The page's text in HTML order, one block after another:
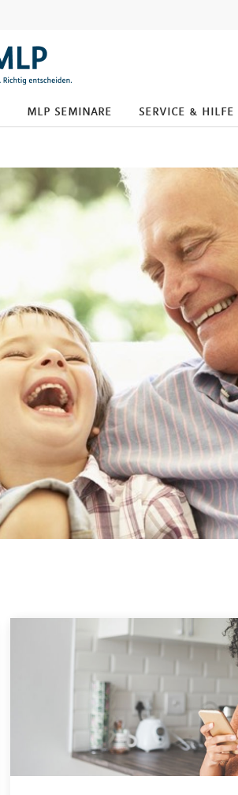
mlp seminare service & hilfe